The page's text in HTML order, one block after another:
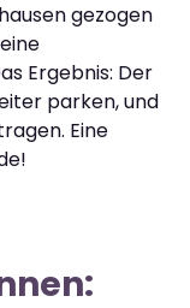
gezogen
Ergebnis: Der
parken, und
Eine